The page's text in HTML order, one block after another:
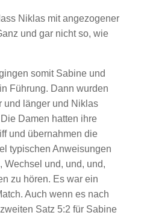
Niklas mit angezogener
und gar nicht so, wie
somit Sabine und
Führung. Dann wurden
und länger und Niklas
Damen hatten ihre
und übernahmen die
typischen Anweisungen
Wechsel und, und, und,
zu hören. Es war ein
Auch wenn es nach
Satz 5:2 für Sabine